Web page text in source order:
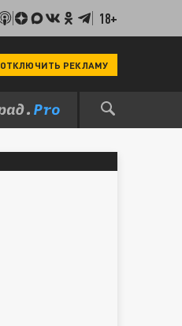
18+
ОТКЛЮЧИТЬ РЕКЛАМУ